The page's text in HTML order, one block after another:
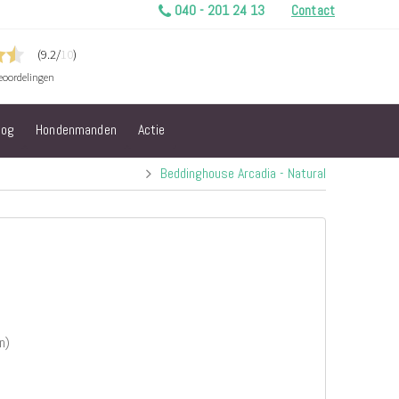
040 - 201 24 13 Contact
Hondenmanden Actie
Beddinghouse Arcadia - Natural